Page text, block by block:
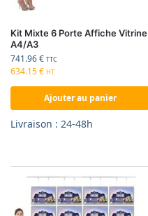
Kit Mixte 6 Porte Affiche Vitrine
A4/A3
741.96€ TTC
634.15€ HT
Ajouter au panier
Livraison : 24-48h